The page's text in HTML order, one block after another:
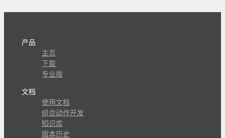
产品
主页
下载
专业版
文档
使用文档
组合动作开发
知识库
版本历史